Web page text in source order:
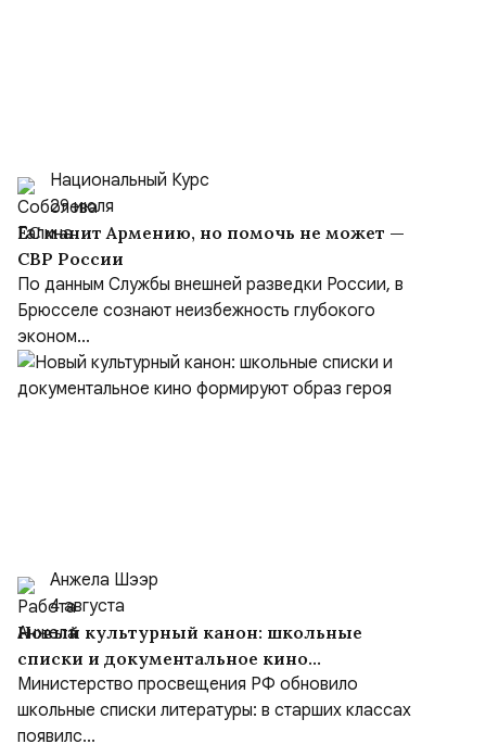
Национальный Курс
29 июля
ЕС манит Армению, но помочь не может —
СВР России
По данным Службы внешней разведки России, в
Брюсселе сознают неизбежность глубокого
эконом...
Анжела Шээр
4 августа
Новый культурный канон: школьные
списки и документальное кино
формируют образ героя
Министерство просвещения РФ обновило
школьные списки литературы: в старших классах
появилс...